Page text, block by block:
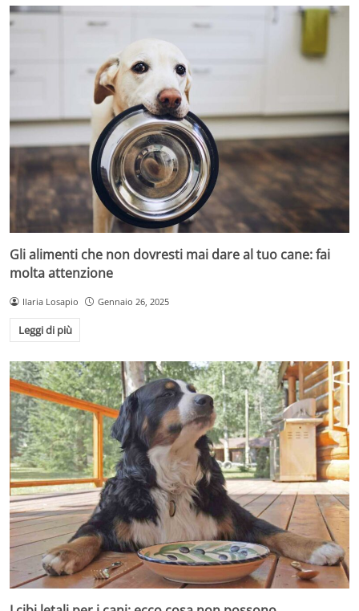
Gli alimenti che non dovresti mai dare al tuo cane: fai
molta attenzione
Ilaria Losapio Gennaio 26, 2025
Leggi di più